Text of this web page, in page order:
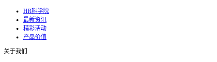
HR科学院
最新资讯
精彩活动
产品价值
关于我们